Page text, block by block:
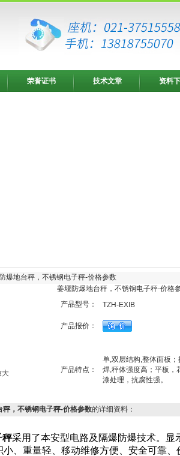
荣誉证书 技术文章 资料
爆地台秤，不锈钢电子秤-价格参数
姜堰防爆地台秤，不锈钢电子秤-价格
产品型号： TZH-EXIB
产品报价：
产品特点：
单,双层结构,整体面板
焊,秤体强度高；平板，
漆处理，抗腐性强。
，不锈钢电子秤-价格参数的详细资料：
秤采用了本安型电路及隔爆防爆技术。
小、重量轻、移动维修方便、安全可靠